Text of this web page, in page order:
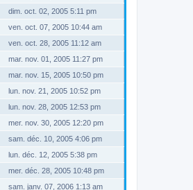
dim. oct. 02, 2005 5:11 pm
ven. oct. 07, 2005 10:44 am
ven. oct. 28, 2005 11:12 am
mar. nov. 01, 2005 11:27 pm
mar. nov. 15, 2005 10:50 pm
lun. nov. 21, 2005 10:52 pm
lun. nov. 28, 2005 12:53 pm
mer. nov. 30, 2005 12:20 pm
sam. déc. 10, 2005 4:06 pm
lun. déc. 12, 2005 5:38 pm
mer. déc. 28, 2005 10:48 pm
sam. janv. 07, 2006 1:13 am